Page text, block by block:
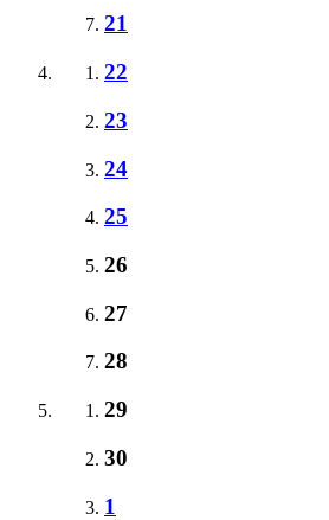
21
22
23
24
25
26
27
28
29
30
1